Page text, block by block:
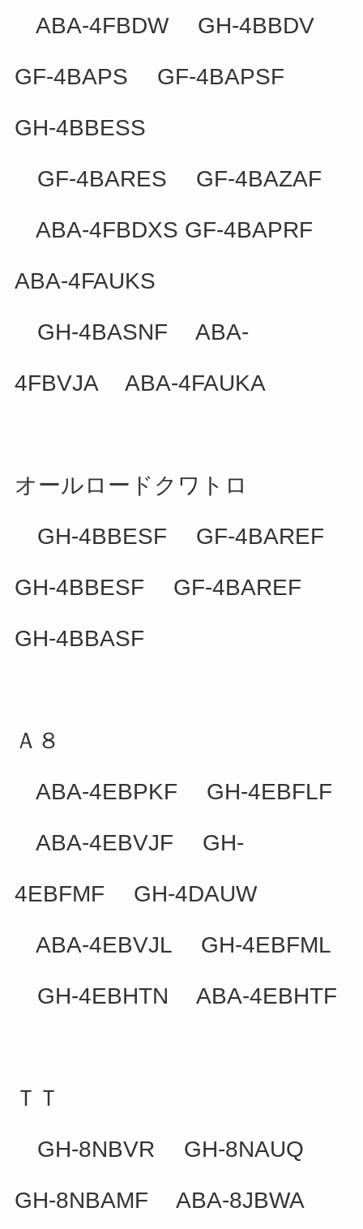
ABA-4FBDW GH-4BBDV
GF-4BAPS GF-4BAPSF
GH-4BBESS
GF-4BARES GF-4BAZAF
ABA-4FBDXS GF-4BAPRF
ABA-4FAUKS
GH-4BASNF ABA-
4FBVJA ABA-4FAUKA
オールロードクワトロ
GH-4BBESF GF-4BAREF
GH-4BBESF GF-4BAREF
GH-4BBASF
Ａ８
ABA-4EBPKF GH-4EBFLF
ABA-4EBVJF GH-
4EBFMF GH-4DAUW
ABA-4EBVJL GH-4EBFML
GH-4EBHTN ABA-4EBHTF
ＴＴ
GH-8NBVR GH-8NAUQ
GH-8NBAMF ABA-8JBWA